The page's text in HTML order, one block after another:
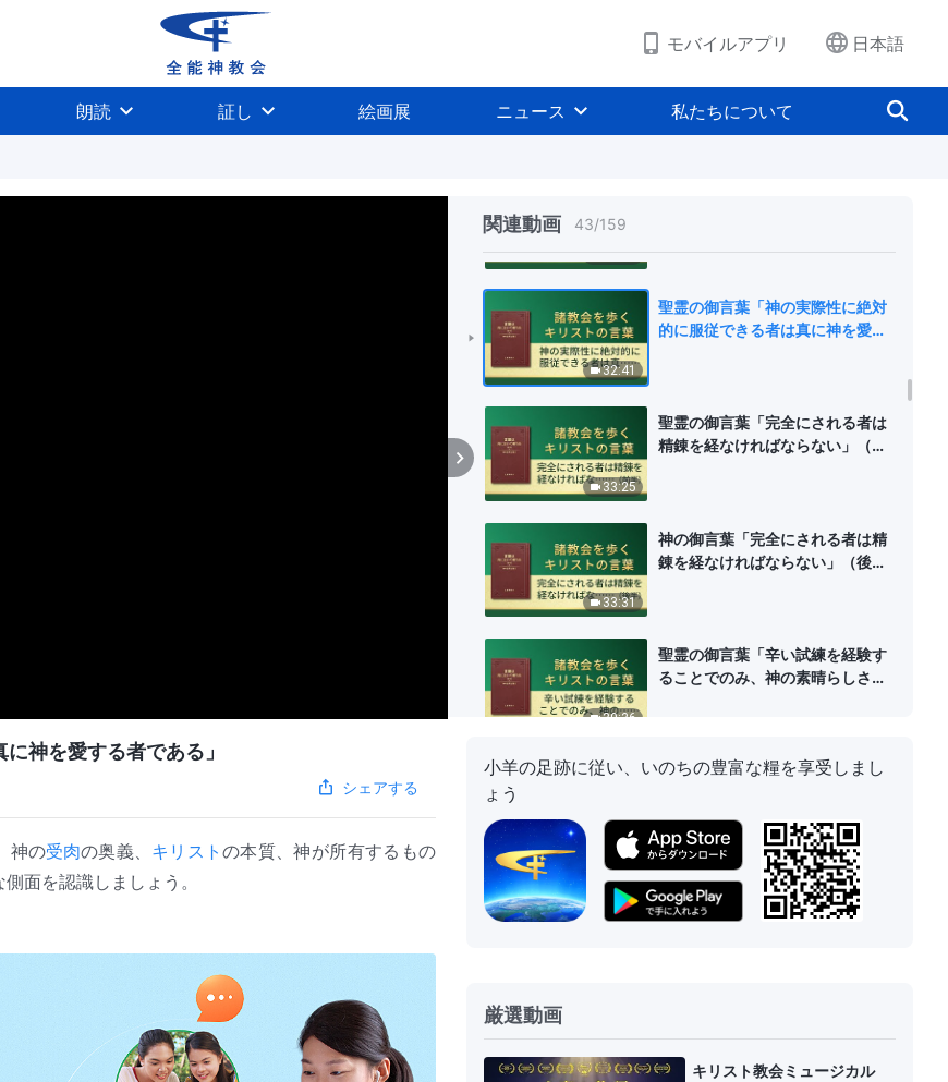
モバイルアプリ 日本語
朗読 証し 絵画展 ニュース 私たちについて
関連動画 43/159
43:33
48:40
32:41
聖霊の御言葉「神の実際性に絶対
的に服従できる者は真に神を愛す
33:25
聖霊の御言葉「完全にされる者は
精錬を経なければならない」（前
33:31
神の御言葉「完全にされる者は精
錬を経なければならない」（後
30:36
聖霊の御言葉「辛い試練を経験す
ることでのみ、神の素晴らしさを
33:00
神の御言葉「神を愛することだけ
（前半）
神の御言葉「神を愛することだけ
が本当に神を信じることである」
18:39
神を愛する者である」
シェアする
神の受肉の奥義、 キリスト の本質、神が所有するもの
面を認識しましょう。
小羊の足跡に従い、いのちの豊富な糧を享受しまし
ょう
厳選動画
キリスト教会ミュージカル